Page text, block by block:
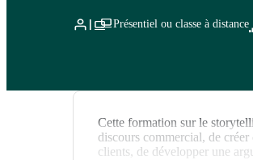
Présentiel ou classe à distance
Cette formation sur le
discours commercial, de créer
clients, de développer une